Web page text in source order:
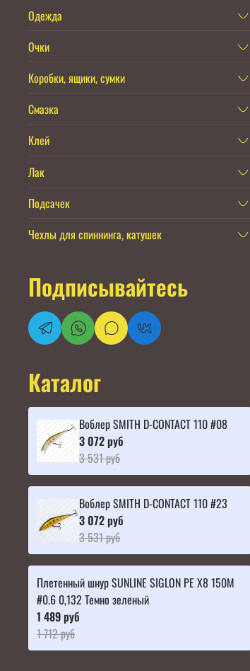
Одежда
Очки
Коробки, ящики, сумки
Смазка
Клей
Лак
Подсачек
Чехлы для спиннинга, катушек
Подписывайтесь
Каталог
Воблер SMITH D-CONTACT 110 #08
3 072 руб
3 531 руб
Воблер SMITH D-CONTACT 110 #23
3 072 руб
3 531 руб
Плетенный шнур SUNLINE SIGLON PE X8 150M
#0.6 0,132 Темно зеленый
1 489 руб
1 712 руб